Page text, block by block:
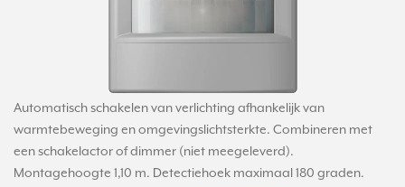
Automatisch schakelen van verlichting afhankelijk van
warmtebeweging en omgevingslichtsterkte. Combineren met
een schakelactor of dimmer (niet meegeleverd).
Montagehoogte 1,10 m. Detectiehoek maximaal 180 graden.